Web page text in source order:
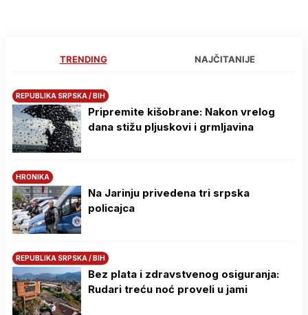
TRENDING NAJČITANIJE
REPUBLIKA SRPSKA / BIH
Pripremite kišobrane: Nakon vrelog
dana stižu pljuskovi i grmljavina
HRONIKA
Na Јarinju privedena tri srpska
policajca
REPUBLIKA SRPSKA / BIH
Bez plata i zdravstvenog osiguranja:
Rudari treću noć proveli u jami